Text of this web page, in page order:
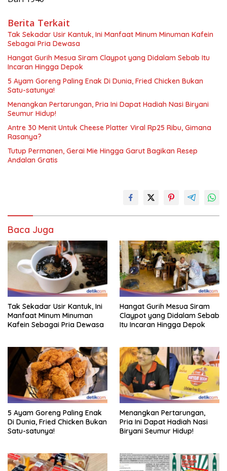
Berita Terkait
Tak Sekadar Usir Kantuk, Ini Manfaat Minum Minuman Kafein
Sebagai Pria Dewasa
Hangat Gurih Mesua Siram Claypot yang Didalam Sebab Itu
Incaran Hingga Depok
5 Ayam Goreng Paling Enak Di Dunia, Fried Chicken Bukan
Satu-satunya!
Menangkan Pertarungan, Pria Ini Dapat Hadiah Nasi Biryani
Seumur Hidup!
Antre 30 Menit Untuk Cheese Platter Viral Rp25 Ribu, Gimana
Rasanya?
Tutup Permanen, Gerai Mie Hingga Garut Bagikan Resep
Andalan Gratis
Baca Juga
Tak Sekadar Usir Kantuk, Ini
Manfaat Minum Minuman
Kafein Sebagai Pria Dewasa
Hangat Gurih Mesua Siram
Claypot yang Didalam Sebab
Itu Incaran Hingga Depok
5 Ayam Goreng Paling Enak
Di Dunia, Fried Chicken Bukan
Satu-satunya!
Menangkan Pertarungan,
Pria Ini Dapat Hadiah Nasi
Biryani Seumur Hidup!